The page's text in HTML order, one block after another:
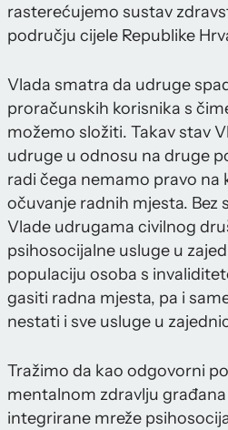
rasterećujemo sustav
području cijele Republike
Vlada smatra da udruge
proračunskih korisnika s
možemo složiti. Takav stav
udruge u odnosu na druge
radi čega nemamo pravo na
očuvanje radnih mjesta. Bez
Vlade udrugama civilnog
psihosocijalne usluge u
populaciju osoba s
gasiti radna mjesta, pa i
nestati i sve usluge u
Tražimo da kao odgovorni
mentalnom zdravlju
integrirane mreže